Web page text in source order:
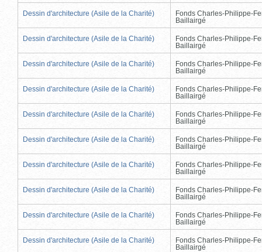
Dessin d'architecture (Asile de la Charité)
Fonds Charles-Philippe-
Baillairgé
Dessin d'architecture (Asile de la Charité)
Fonds Charles-Philippe-
Baillairgé
Dessin d'architecture (Asile de la Charité)
Fonds Charles-Philippe-
Baillairgé
Dessin d'architecture (Asile de la Charité)
Fonds Charles-Philippe-
Baillairgé
Dessin d'architecture (Asile de la Charité)
Fonds Charles-Philippe-
Baillairgé
Dessin d'architecture (Asile de la Charité)
Fonds Charles-Philippe-
Baillairgé
Dessin d'architecture (Asile de la Charité)
Fonds Charles-Philippe-
Baillairgé
Dessin d'architecture (Asile de la Charité)
Fonds Charles-Philippe-
Baillairgé
Dessin d'architecture (Asile de la Charité)
Fonds Charles-Philippe-
Baillairgé
Dessin d'architecture (Asile de la Charité)
Fonds Charles-Philippe-
Baillairgé